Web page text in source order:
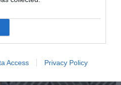
Access Privacy Policy
καθίσματα με τον Καραλή στην